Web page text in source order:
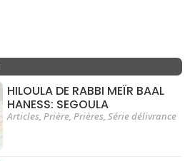
HILOULA DE RABBI MEÏR BAAL
HANESS: SEGOULA
Articles,Prière,Prières,Série délivrance